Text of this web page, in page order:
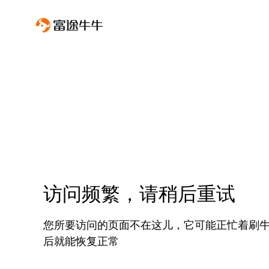
访问频繁，请稍后重试
您所要访问的页面不在这儿，它可能正忙着刷
后就能恢复正常